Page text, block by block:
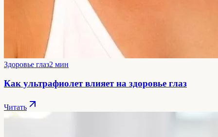
Здоровье глаз2 мин
Как ультрафиолет влияет на здоровье глаз
Читать